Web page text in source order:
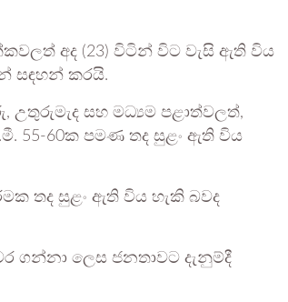
අද (23) විටින් විට වැසි ඇති විය
සඳහන් කරයි.
උතුරුමැද සහ මධ්‍යම පළාත්වලත්,
55-60ක පමණ තද සුළං ඇති විය
තද සුළං ඇති විය හැකි බවද
ගන්නා ලෙස ජනතාවට දැනුම්දී